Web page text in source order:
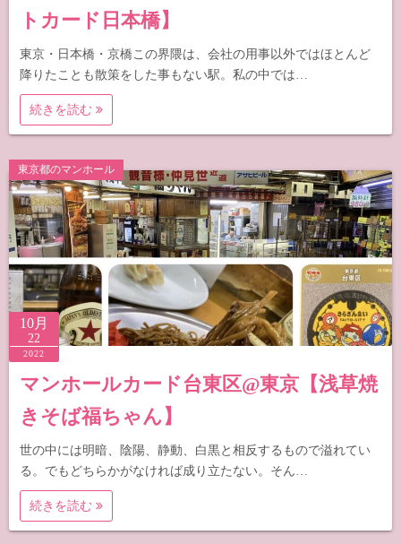
トカード日本橋】
東京・日本橋・京橋この界隈は、会社の用事以外ではほとんど
降りたことも散策をした事もない駅。私の中では…
続きを読む
東京都のマンホール
10月
22
2022
マンホールカード台東区@東京【浅草焼
きそば福ちゃん】
世の中には明暗、陰陽、静動、白黒と相反するもので溢れてい
る。でもどちらかがなければ成り立たない。そん…
続きを読む